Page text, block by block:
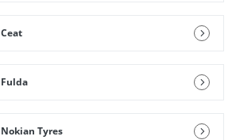
Ceat
Fulda
Nokian Tyres